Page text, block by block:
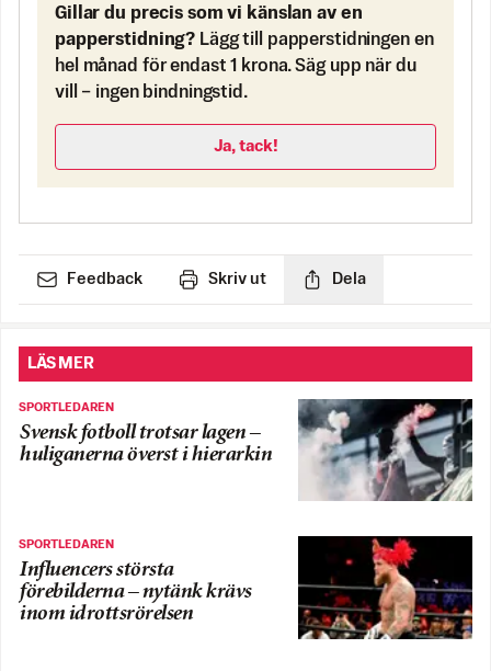
Gillar du precis som vi känslan av en
papperstidning? Lägg till papperstidningen en
hel månad för endast 1 krona. Säg upp när du
vill – ingen bindningstid.
Ja, tack!
Feedback Skriv ut Dela
LÄS MER
SPORTLEDAREN
Svensk fotboll trotsar lagen –
huliganerna överst i hierarkin
SPORTLEDAREN
Influencers största
förebilderna – nytänk krävs
inom idrottsrörelsen